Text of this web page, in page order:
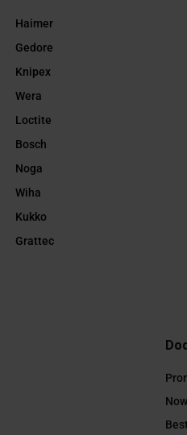
Haimer
Gedore
Knipex
Wera
Loctite
Bosch
Noga
Wiha
Kukko
Grattec